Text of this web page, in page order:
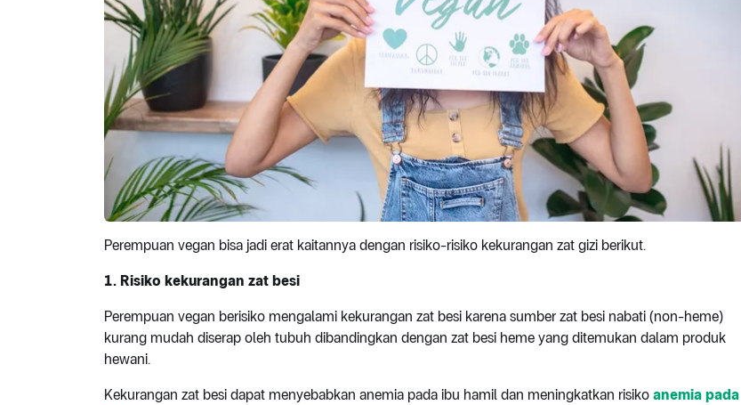
Perempuan vegan bisa jadi erat kaitannya dengan risiko-risiko kekurangan zat gizi berikut.
1. Risiko kekurangan zat besi
Perempuan vegan berisiko mengalami kekurangan zat besi karena sumber zat besi nabati (non-heme)
kurang mudah diserap oleh tubuh dibandingkan dengan zat besi heme yang ditemukan dalam produk
hewani.
Kekurangan zat besi dapat menyebabkan anemia pada ibu hamil dan meningkatkan risiko anemia pada